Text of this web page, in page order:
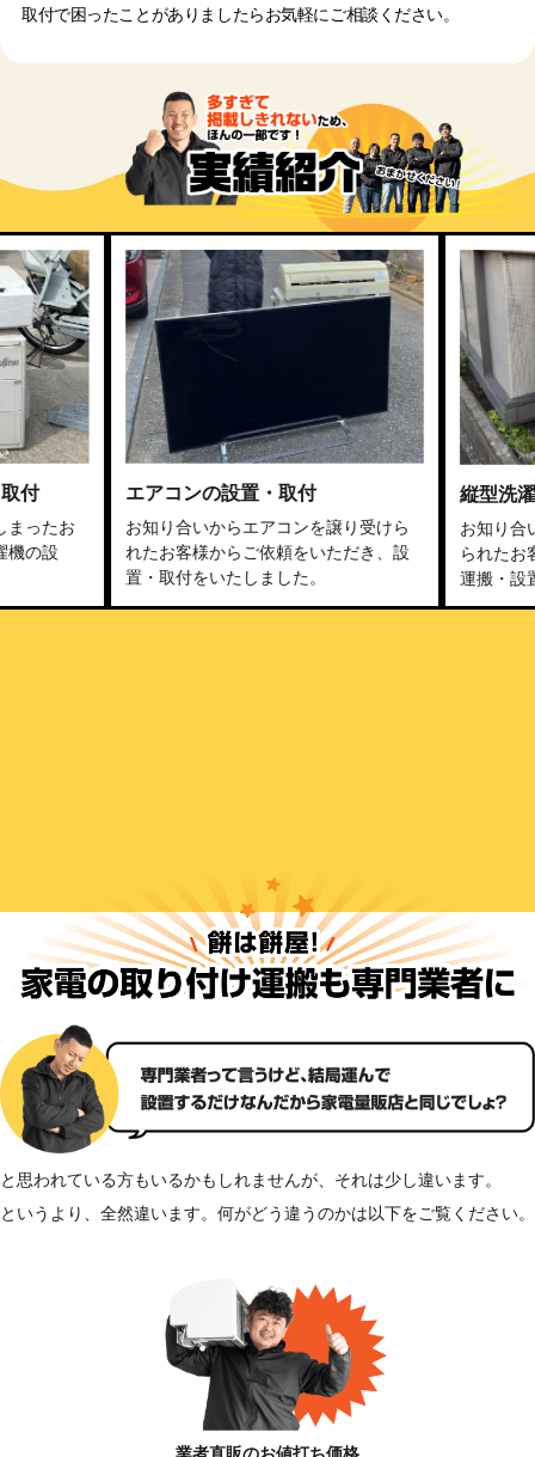
取付で困ったことがありましたらお気軽にご相談ください。
エアコンの設置・取付
お知り合いからエアコンを譲り受けら
れたお客様からご依頼をいただき、設
置・取付をいたしました。
縦型洗濯機の
お知り合いから
られたお客様か
運搬・設置・取
と思われている方もいるかもしれませんが、それは少し違います。
というより、全然違います。何がどう違うのかは以下をご覧ください。